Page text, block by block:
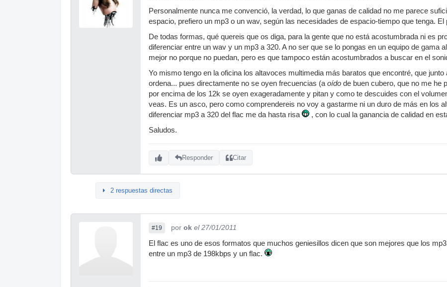
Personalmente nunca me convenció, la verdad, lo que ganas de calidad no me parece
espacio, prefiero un mp3 o un wav, según las necesidades de espacio-tiempo que tenga.
De todas formas, qué quereis que os diga, para la gente que no está acostumbrada ni es
diferenciar entre un wav y un mp3 a 320. A no ser que se lo pongas en un equipo de gama
mejor no porque no puedan, pero es que tampoco están acostumbrados a buscar en el
Yo mismo tengo en la oficina los altavoces multimedia más baratos que encontré, que junto
ordena... pues directamente no se oyen frecuencias (a oído de buen cubero, que no me he
por encima de los 12k se oyen exageradamente y pitan y como te descuides con el
veas. Es un asco, pero como comprendereis no voy a gastarme ni un duro de más en los
diferenciar mp3 a 320 del flac me da hasta risa
, con lo cual la ganancia de calidad en
Saludos.
Responder Citar
2 respuestas directas
#19 por ok el 27/01/2011
El flac es uno de esos formatos que muchos geniesillos dicen que son mejores que los
entre un mp3 de 198kbps y un flac.